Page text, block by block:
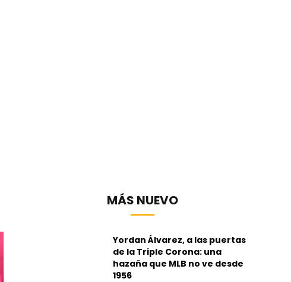
MÁS NUEVO
Yordan Álvarez, a las puertas
de la Triple Corona: una
hazaña que MLB no ve desde
1956